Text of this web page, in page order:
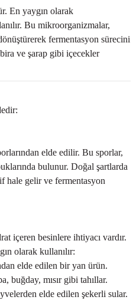
En yaygın olarak
Bu mikroorganizmalar,
fermentasyon sürecini
ve şarap gibi içecekler
elde edilir. Bu sporlar,
bulunur. Doğal şartlarda
hale gelir ve fermentasyon
içeren besinlere ihtiyacı vardır.
olarak kullanılır:
elde edilen bir yan ürün.
buğday, mısır gibi tahıllar.
elde edilen şekerli sular.